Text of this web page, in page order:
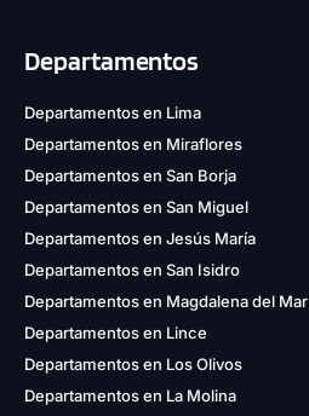
Departamentos
Departamentos en Lima
Departamentos en Miraflores
Departamentos en San Borja
Departamentos en San Miguel
Departamentos en Jesús María
Departamentos en San Isidro
Departamentos en Magdalena del Mar
Departamentos en Lince
Departamentos en Los Olivos
Departamentos en La Molina